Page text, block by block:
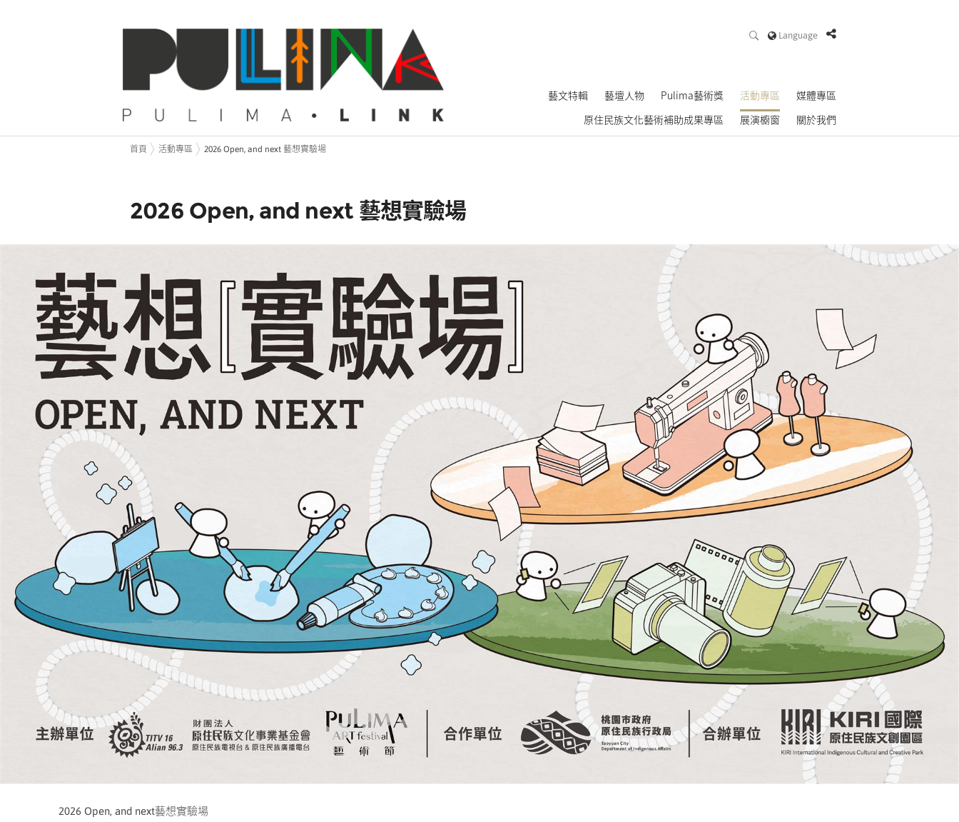
Language
藝文特輯 藝壇人物 Pulima藝術獎 活動專區
媒體專區
原住民族文化藝術補助成果專區
展演櫥窗 關於我們
首頁 活動專區 2026 Open, and next 藝想實驗場
2026 Open, and next 藝想實驗場
2026 Open, and next藝想實驗場